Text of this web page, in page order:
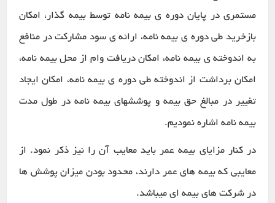
مستمری در پایان دوره ی بیمه نامه توسط بیمه گذار، امکان
بازخرید طی دوره ی بیمه نامه، ارائه ی سود مشارکت در منافع
به اندوخته ی بیمه نامه، امکان دریافت وام از محل بیمه نامه،
امکان برداشت از اندوخته طی دوره ی بیمه نامه، امکان ایجاد
تغییر در مبالغ حق بیمه و پوششهای بیمه نامه در طول مدت
بیمه نامه اشاره نمودیم.
در کنار مزایای بیمه عمر باید معایب آن را نیز ذکر نمود. از
معایبی که بیمه های عمر دارند، محدود بودن میزان پوشش ها
در شرکت های بیمه ای میباشد.